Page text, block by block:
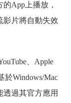
App上播放，
影片將自動失效
、Apple
Windows/Mac
過其官方應用